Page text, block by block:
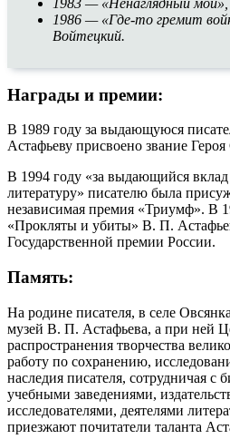
1986 — «Где-то гремит
Войтецкий.
Награды и премии:
В 1989 году за выдающуюся
Астафьеву присвоено звание
В 1994 году «за выдающийся
литературу» писателю была
независимая премия «Триумф». В
«Прокляты и убиты» В. П.
Государственной премии России.
Память:
На родине писателя, в селе
музей В. П. Астафьева, а при ней
распространения творчества
работу по сохранению,
наследия писателя, сотрудничая с
учебными заведениями,
исследователями, деятелями
приезжают почитатели таланта